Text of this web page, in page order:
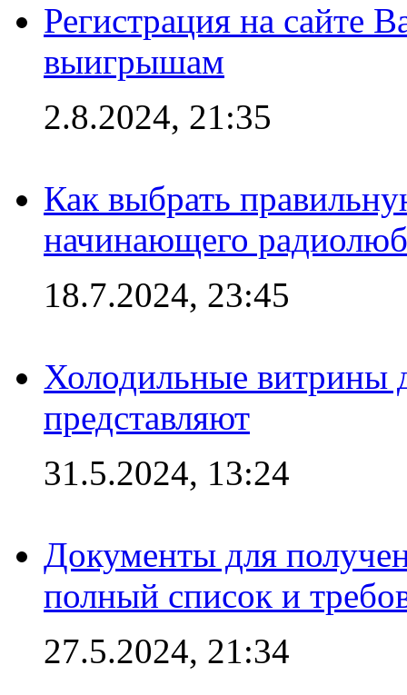
Регистрация на сайте
выигрышам
2.8.2024, 21:35
Как выбрать
начинающего
18.7.2024, 23:45
Холодильные витрины
представляют
31.5.2024, 13:24
Документы для
полный список и
27.5.2024, 21:34